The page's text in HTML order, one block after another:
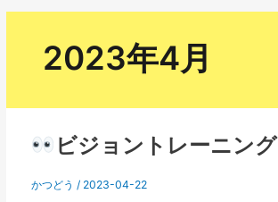
2023年4月
ビジョントレーニング
かつどう / 2023-04-22
ジ